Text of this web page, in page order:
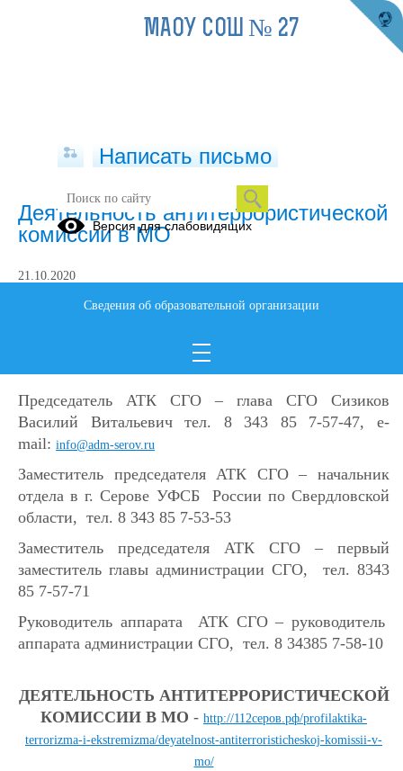
Деятельность антитеррористической
комиссии в МО
21.10.2020
Контакты Антитеррористической комиссии
http://www.adm-serov.ru/index.php?page_link=okrug_gochs_antiter
Председатель АТК СГО – глава СГО Сизиков
Василий Витальевич тел. 8 343 85 7-57-47, e-
mail: info@adm-serov.ru
Заместитель председателя АТК СГО – начальник
отдела в г. Серове УФСБ России по Свердловской
области, тел. 8 343 85 7-53-53
Заместитель председателя АТК СГО – первый
заместитель главы администрации СГО, тел. 8343
85 7-57-71
Руководитель аппарата АТК СГО – руководитель
аппарата администрации СГО, тел. 8 34385 7-58-10
ДЕЯТЕЛЬНОСТЬ АНТИТЕРРОРИСТИЧЕСКОЙ
КОМИССИИ В МО - http://112серов.рф/profilaktika-
terrorizma-i-ekstremizma/deyatelnost-antiterroristicheskoj-komissii-v-
mo/
МАОУ СОШ № 27
Написать письмо
Версия для слабовидящих
Сведения об образовательной организации